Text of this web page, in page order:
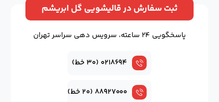
ثبت سفارش در قالیشویی گل ابریشم
پاسخگویی ۲۴ ساعته، سرویس دهی سراسر تهران
۰۲۱۸۶۹۴ (۳۰ خط)
۸۸۹۲۷۰۰۰ (۲۰ خط)